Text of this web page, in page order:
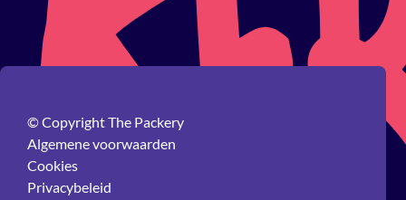
© Copyright The Packery
Algemene voorwaarden
Cookies
Privacybeleid